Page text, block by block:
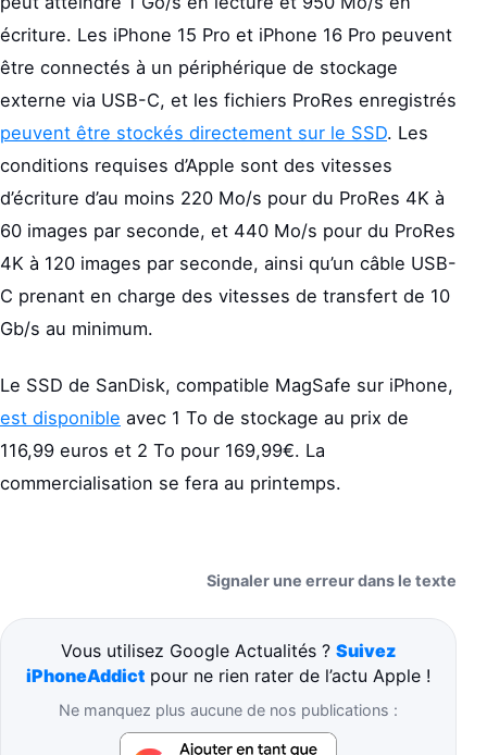
écriture. Les iPhone 15 Pro et iPhone 16 Pro peuvent
être connectés à un périphérique de stockage
externe via USB-C, et les fichiers ProRes enregistrés
peuvent être stockés directement sur le SSD. Les
conditions requises d’Apple sont des vitesses
d’écriture d’au moins 220 Mo/s pour du ProRes 4K à
60 images par seconde, et 440 Mo/s pour du ProRes
4K à 120 images par seconde, ainsi qu’un câble USB-
C prenant en charge des vitesses de transfert de 10
Gb/s au minimum.
Le SSD de SanDisk, compatible MagSafe sur iPhone,
est disponible avec 1 To de stockage au prix de
116,99 euros et 2 To pour 169,99€. La
commercialisation se fera au printemps.
Signaler une erreur dans le texte
Vous utilisez Google Actualités ? Suivez
iPhoneAddict pour ne rien rater de l’actu Apple !
Ne manquez plus aucune de nos publications :